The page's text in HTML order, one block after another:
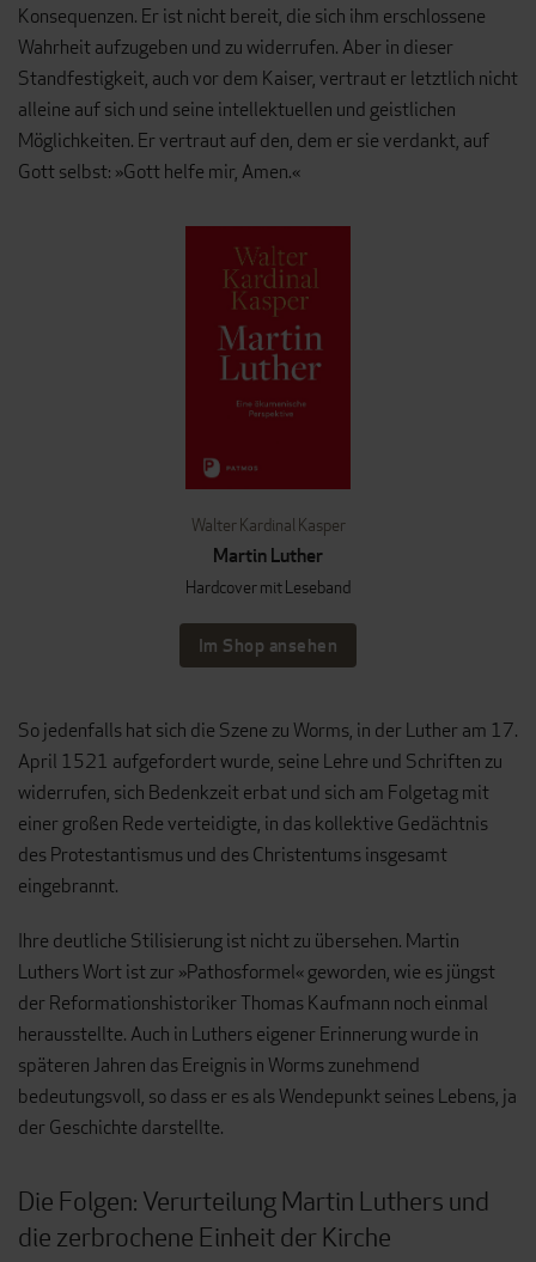
Konsequenzen. Er ist nicht bereit, die sich ihm erschlossene
Wahrheit aufzugeben und zu widerrufen. Aber in dieser
Standfestigkeit, auch vor dem Kaiser, vertraut er letztlich nicht
alleine auf sich und seine intellektuellen und geistlichen
Möglichkeiten. Er vertraut auf den, dem er sie verdankt, auf
Gott selbst: »Gott helfe mir, Amen.«
Walter Kardinal Kasper
Martin Luther
Hardcover mit Leseband
Im Shop ansehen
So jedenfalls hat sich die Szene zu Worms, in der Luther am 17.
April 1521 aufgefordert wurde, seine Lehre und Schriften zu
widerrufen, sich Bedenkzeit erbat und sich am Folgetag mit
einer großen Rede verteidigte, in das kollektive Gedächtnis
des Protestantismus und des Christentums insgesamt
eingebrannt.
Ihre deutliche Stilisierung ist nicht zu übersehen. Martin
Luthers Wort ist zur »Pathosformel« geworden, wie es jüngst
der Reformationshistoriker Thomas Kaufmann noch einmal
herausstellte. Auch in Luthers eigener Erinnerung wurde in
späteren Jahren das Ereignis in Worms zunehmend
bedeutungsvoll, so dass er es als Wendepunkt seines Lebens, ja
der Geschichte darstellte.
Die Folgen: Verurteilung Martin Luthers und
die zerbrochene Einheit der Kirche